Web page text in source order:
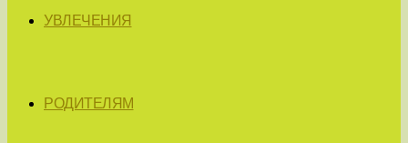
УВЛЕЧЕНИЯ
РОДИТЕЛЯМ